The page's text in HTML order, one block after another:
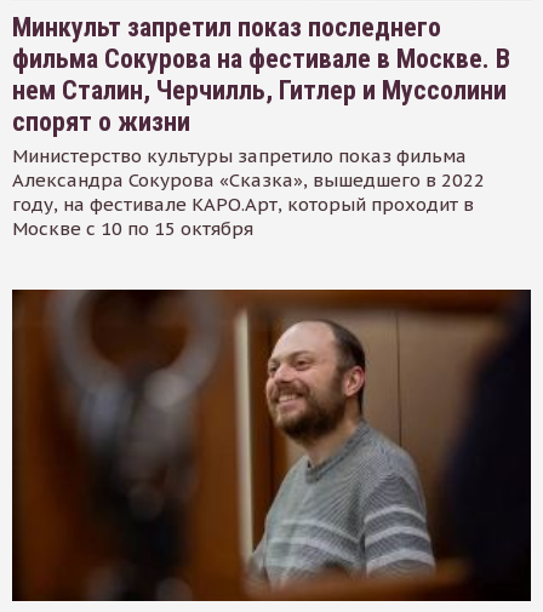
Минкульт запретил показ последнего
фильма Сокурова на фестивале в Москве. В
нем Сталин, Черчилль, Гитлер и Муссолини
спорят о жизни
Министерство культуры запретило показ фильма
Александра Сокурова «Сказка», вышедшего в 2022
году, на фестивале КАРО.Арт, который проходит в
Москве с 10 по 15 октября